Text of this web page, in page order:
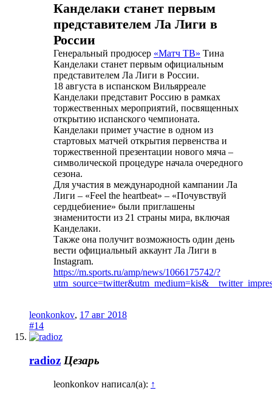
Канделаки станет первым
представителем Ла Лиги в
России
Генеральный продюсер «Матч ТВ» Тина
Канделаки станет первым официальным
представителем Ла Лиги в России.
18 августа в испанском Вильярреале
Канделаки представит Россию в рамках
торжественных мероприятий, посвященных
открытию испанского чемпионата.
Канделаки примет участие в одном из
стартовых матчей открытия первенства и
торжественной презентации нового мяча –
символической процедуре начала очередного
сезона.
Для участия в международной кампании Ла
Лиги – «Feel the heartbeat» – «Почувствуй
сердцебиение» были приглашены
знаменитости из 21 страны мира, включая
Канделаки.
Также она получит возможность один день
вести официальный аккаунт Ла Лиги в
Instagram.
https://m.sports.ru/amp/news/1066175742/?
leonkonkov, 17 авг 2018
#14
radioz Цезарь
leonkonkov написал(а): ↑